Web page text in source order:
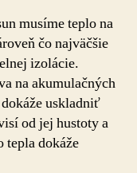
musíme teplo na
čo najväčšie
izolácie.
na akumulačných
uskladniť
od jej hustoty a
tepla dokáže